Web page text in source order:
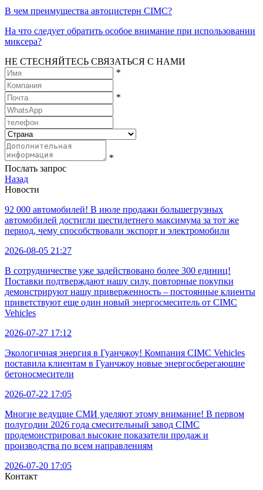
В чем преимущества автоцистерн CIMC?
На что следует обратить особое внимание при использовании
миксера?
НЕ СТЕСНЯЙТЕСЬ СВЯЗАТЬСЯ С НАМИ
*
*
*
Послать запрос
Назад
Новости
92 000 автомобилей! В июле продажи большегрузных
автомобилей достигли шестилетнего максимума за тот же
период, чему способствовали экспорт и электромобили
2026-08-05 21:27
В сотрудничестве уже задействовано более 300 единиц!
Поставки подтверждают нашу силу, повторные покупки
демонстрируют нашу приверженность – постоянные клиенты
приветствуют еще один новый энергосмеситель от CIMC
Vehicles
2026-07-27 17:12
Экологичная энергия в Гуанчжоу! Компания CIMC Vehicles
поставила клиентам в Гуанчжоу новые энергосберегающие
бетоносмесители
2026-07-22 17:05
Многие ведущие СМИ уделяют этому внимание! В первом
полугодии 2026 года смесительный завод CIMC
продемонстрировал высокие показатели продаж и
производства по всем направлениям
2026-07-20 17:05
Контакт